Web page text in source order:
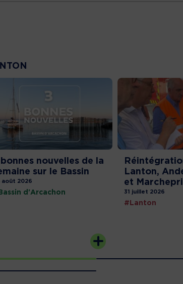
nouvelles de la
sur le Bassin
août 2026
d'Arcachon
Lanton,
et
31 juillet 2026
#Lanton